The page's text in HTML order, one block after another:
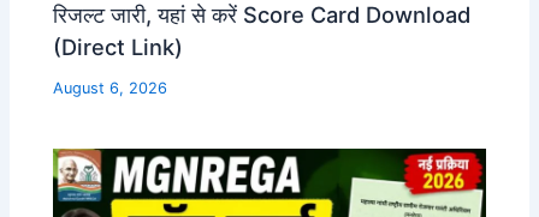
रिजल्ट जारी, यहां से करें Score Card Download
(Direct Link)
August 6, 2026